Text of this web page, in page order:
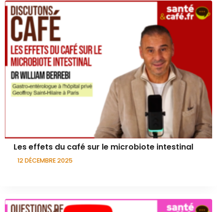
Les effets du café sur le microbiote intestinal
12 DÉCEMBRE 2025